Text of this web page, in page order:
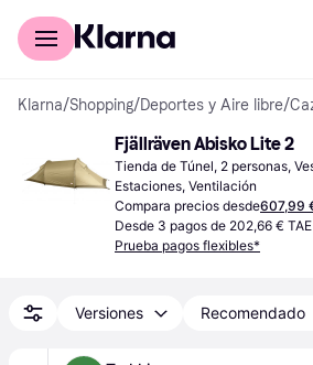
Comprar con Klarna
Klarna/Shopping/Deportes y Aire libre/
Fjällräven Abisko Lite 2
Tienda de Túnel, 2 personas,
Estaciones, Ventilación
Compara precios desde607,99
Desde 3 pagos de 202,66 €
Prueba pagos flexibles*
Versiones Recomendado